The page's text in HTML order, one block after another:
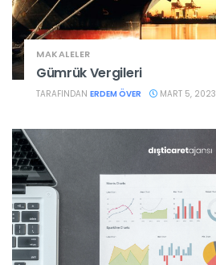
MAKALELER
Gümrük Vergileri
TARAFINDAN ERDEM ÖVER MART 5, 2023